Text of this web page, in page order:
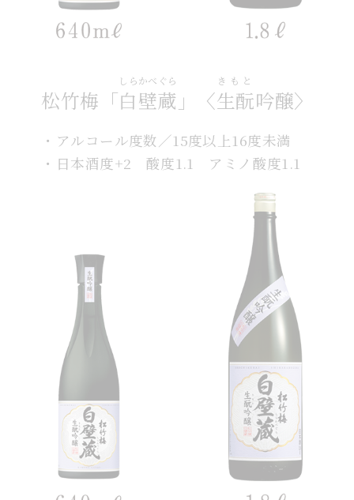
松竹梅「白壁蔵
しらかべぐら
」〈生酛
きもと
吟醸〉
・アルコール度数／15度以上16度未満
・日本酒度+2 酸度1.1 アミノ酸度1.1